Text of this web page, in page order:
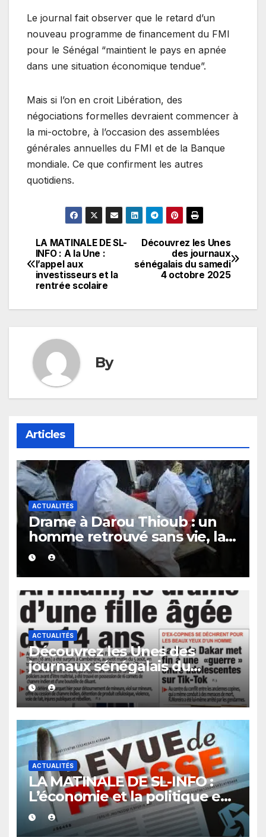
Le journal fait observer que le retard d’un
nouveau programme de financement du FMI
pour le Sénégal “maintient le pays en apnée
dans une situation économique tendue”.
Mais si l’on en croit Libération, des
négociations formelles devraient commencer à
la mi-octobre, à l’occasion des assemblées
générales annuelles du FMI et de la Banque
mondiale. Ce que confirment les autres
quotidiens.
Navigation
de
Découvrez les Unes
des journaux
sénégalais du samedi
4 octobre 2025
LA MATINALE DE SL-
INFO : A la Une :
l’appel aux
investisseurs et la
rentrée scolaire
By
Articles
ACTUALITÉS
Drame à Darou Thioub : un
homme retrouvé sans vie, la
présence de traces de sang
alimente les premières
investigations.
ACTUALITÉS
Découvrez les Unes des
journaux sénégalais du
vendredi 07 août 2026
ACTUALITÉS
LA MATINALE DE SL-INFO :
L’économie et la politique en
vedette